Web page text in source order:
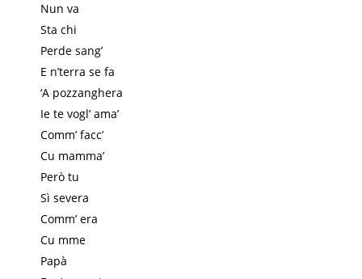
Nun va
Sta chi
Perde sang’
E n’terra se fa
‘A pozzanghera
Ie te vogl’ ama’
Comm’ facc’
Cu mamma’
Però tu
Sì severa
Comm’ era
Cu mme
Papà